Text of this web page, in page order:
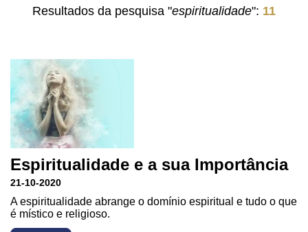
Resultados da pesquisa "espiritualidade": 11
Espiritualidade e a sua Importância
21-10-2020
A espiritualidade abrange o domínio espiritual e tudo o que
é místico e religioso.